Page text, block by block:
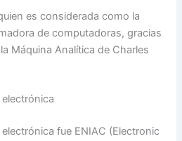
es considerada como la
de computadoras, gracias
Máquina Analítica de Charles
fue ENIAC (Electronic